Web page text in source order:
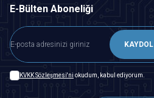
E-Bülten Aboneliği
KAYDOL
KVKK Sözleşmesi'ni okudum, kabul ediyorum.